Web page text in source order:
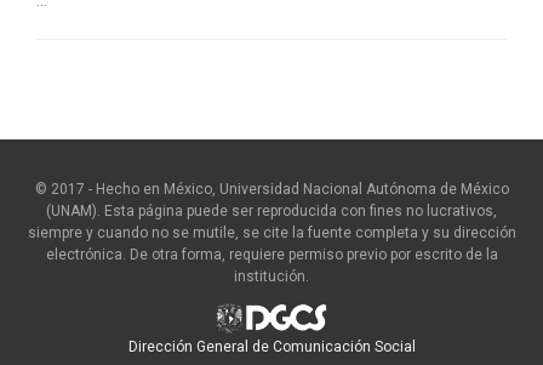
© 2017 - Hecho en México, Universidad Nacional Autónoma de México
(UNAM). Esta página puede ser reproducida con fines no lucrativos,
siempre y cuando no se mutile, se cite la fuente completa y su dirección
electrónica. De otra forma, requiere permiso previo por escrito de la
institución.
Dirección General de Comunicación Social